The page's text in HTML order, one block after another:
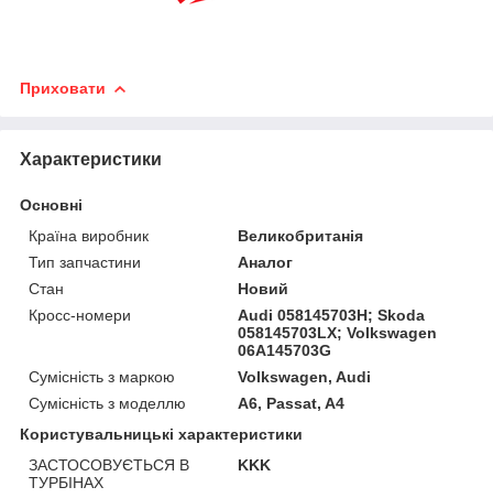
Приховати
Характеристики
Основні
Країна виробник
Великобританія
Тип запчастини
Аналог
Стан
Новий
Кросс-номери
Audi 058145703H; Skoda
058145703LX; Volkswagen
06A145703G
Сумісність з маркою
Volkswagen, Audi
Сумісність з моделлю
A6, Passat, A4
Користувальницькі характеристики
ЗАСТОСОВУЄТЬСЯ В
ТУРБІНАХ
KKK